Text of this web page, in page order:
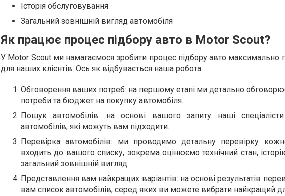
Історія обслуговування
Загальний зовнішній вигляд автомобіля
Як працює процес підбору авто в Motor Scout?
У Motor Scout ми намагаємося зробити процес підбору авто максимально
для наших клієнтів. Ось як відбувається наша робота:
Обговорення ваших потреб: на першому етапі ми детально
потреби та бюджет на покупку автомобіля.
Пошук автомобілів: на основі вашого запиту наші
автомобілів, які можуть вам підходити.
Перевірка автомобілів: ми проводимо детальну перевірку
входить до вашого списку, зокрема оцінюємо технічний стан,
загальний зовнішній вигляд.
Представлення вам найкращих варіантів: на основі результатів
вам список автомобілів, серед яких ви можете вибрати найкращий